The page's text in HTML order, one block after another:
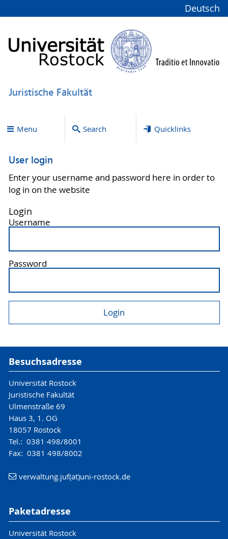
Deutsch
Juristische Fakultät
Menu Search Quicklinks
User login
Enter your username and password here in order to
log in on the website
Login
Username
Password
Besuchsadresse
Universität Rostock
Juristische Fakultät
Ulmenstraße 69
Haus 3, 1. OG
18057 Rostock
Tel.: 0381 498/8001
Fax: 0381 498/8002
verwaltung.juf(at)uni-rostock.de
Paketadresse
Universität Rostock